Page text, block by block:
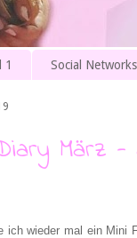
1 Social Networks
März
ich wieder mal ein Mini